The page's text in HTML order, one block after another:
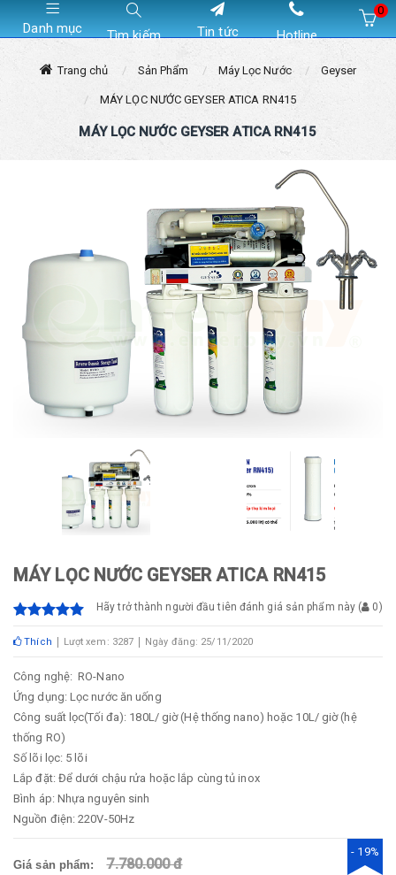
Danh mục Tìm kiếm Tin tức Hotline
0
Trang chủ Sản Phẩm Máy Lọc Nước Geyser
MÁY LỌC NƯỚC GEYSER ATICA RN415
MÁY LỌC NƯỚC GEYSER ATICA RN415
MÁY LỌC NƯỚC GEYSER ATICA RN415
Hãy trở thành người đầu tiên đánh giá sản phẩm này ( 0)
Thích Lượt xem: 3287 Ngày đăng: 25/11/2020
Công nghệ: RO-Nano
Ứng dụng: Lọc nước ăn uống
Công suất lọc(Tối đa): 180L/ giờ (Hệ thống nano) hoặc 10L/ giờ (hệ
thống RO)
Số lõi lọc: 5 lõi
Lắp đặt: Để dưới chậu rửa hoặc lắp cùng tủ inox
Bình áp: Nhựa nguyên sinh
Nguồn điện: 220V-50Hz
Giá sản phẩm: 7.780.000 đ
- 19%